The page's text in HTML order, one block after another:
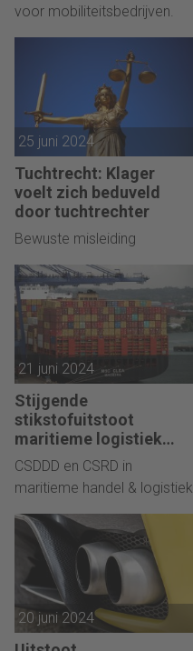
voor mobiliteitsbedrijven.
25 juni 2024
Tuchtrecht: Klager
voelt zich beduveld
door tuchtrechter
Bewuste misleiding
21 juni 2024
Stijgende
stikstofuitstoot
maritieme logistiek
heeft impact op CSDDD
CSDDD en CSRD in
maritieme handel & logistiek
20 juni 2024